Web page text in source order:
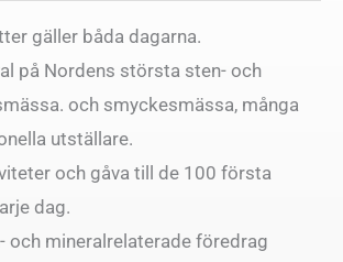
gäller båda dagarna.
på Nordens största sten- och
och smyckesmässa, många
utställare.
och gåva till de 100 första
dag.
och mineralrelaterade föredrag